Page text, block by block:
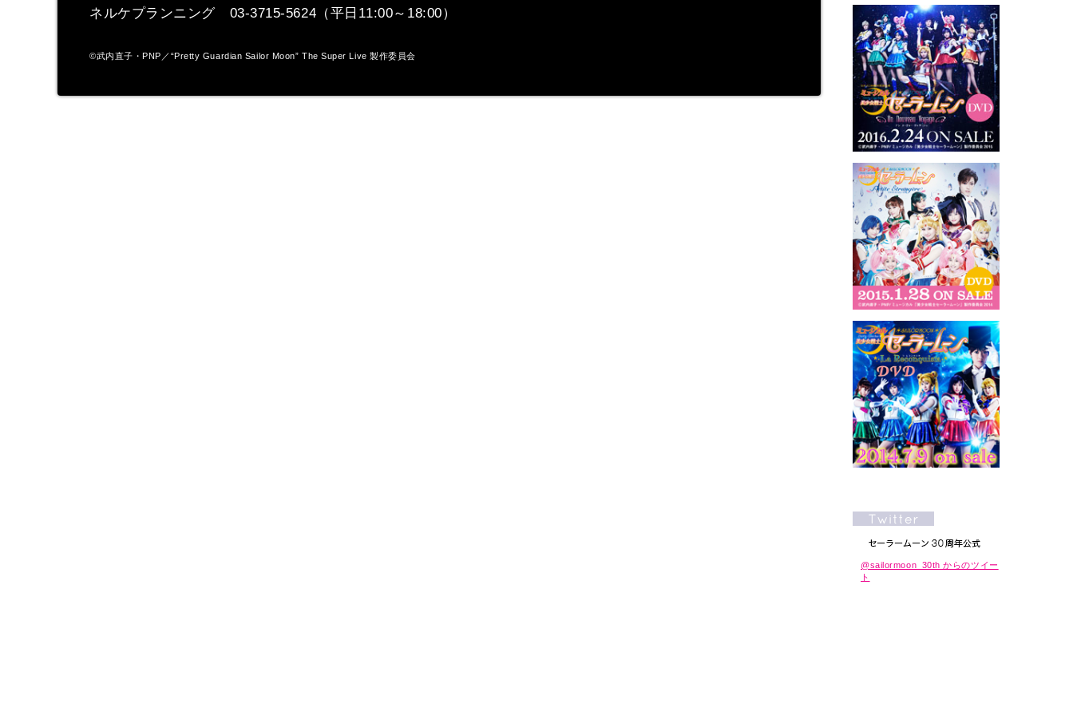
ネルケプランニング 03-3715-5624（平日11:00～18:00）
©武内直子・PNP／“Pretty Guardian Sailor Moon” The Super Live 製作委員会
@sailormoon_30th からのツイー
ト